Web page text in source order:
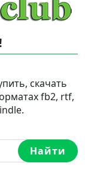
скачать
fb2, rtf,
Найти